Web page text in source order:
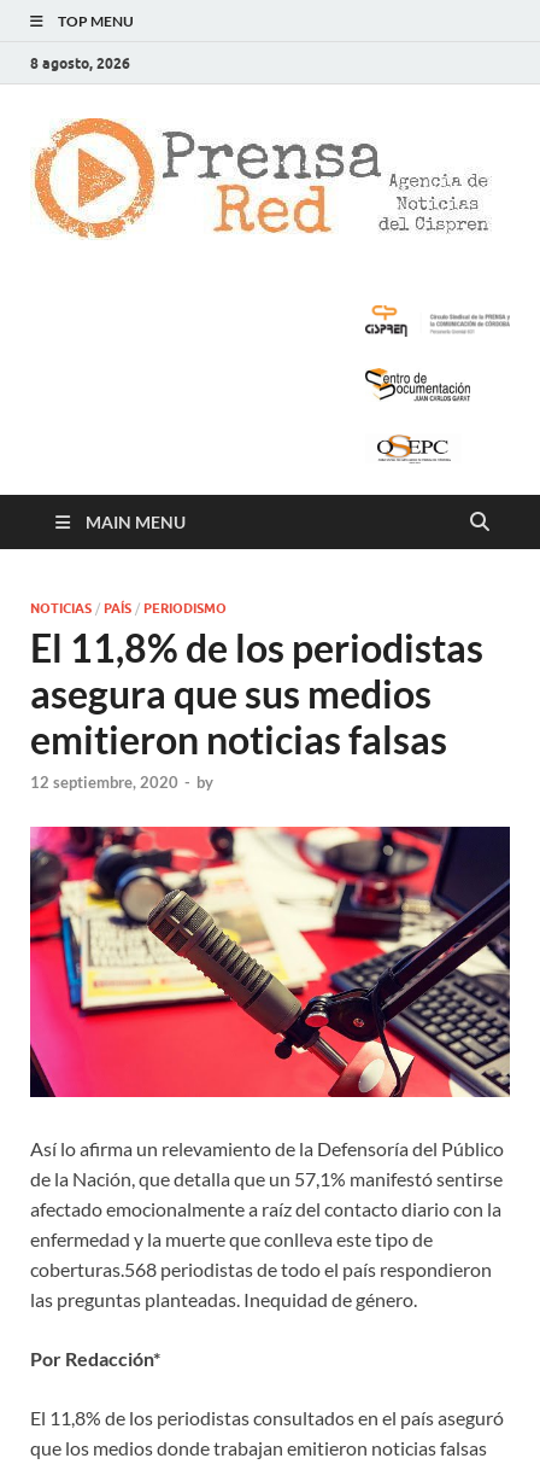
TOP MENU
8 agosto, 2026
MAIN MENU
NOTICIAS / PAÍS / PERIODISMO
El 11,8% de los periodistas
asegura que sus medios
emitieron noticias falsas
12 septiembre, 2020 - by
Así lo afirma un relevamiento de la Defensoría del Público
de la Nación, que detalla que un 57,1% manifestó sentirse
afectado emocionalmente a raíz del contacto diario con la
enfermedad y la muerte que conlleva este tipo de
coberturas.568 periodistas de todo el país respondieron
las preguntas planteadas. Inequidad de género.
Por Redacción*
El 11,8% de los periodistas consultados en el país aseguró
que los medios donde trabajan emitieron noticias falsas